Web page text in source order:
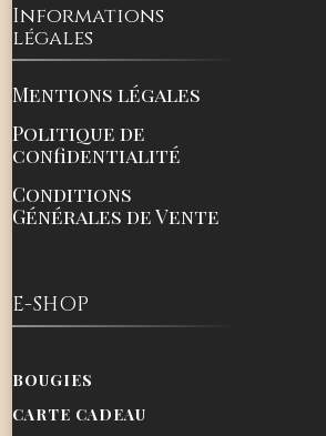
Informations
légales
Mentions légales
Politique de
confidentialité
Conditions
Générales de Vente
E-SHOP
BOUGIES
CARTE CADEAU